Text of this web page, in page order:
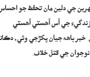
جي دلين مان تحفظ جو
جي آس آهستي آهستي
باهه جيان پکڙجي وئي،
جي قتل خلاف.